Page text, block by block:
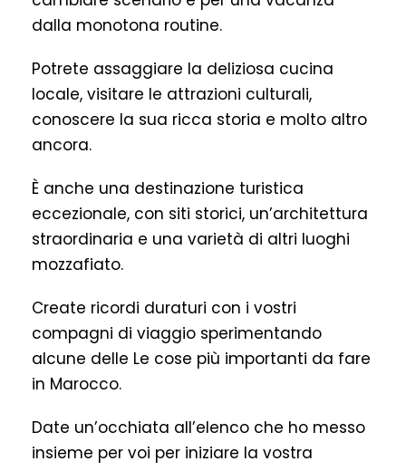
dalla monotona routine.
Potrete assaggiare la deliziosa cucina
locale, visitare le attrazioni culturali,
conoscere la sua ricca storia e molto altro
ancora.
È anche una destinazione turistica
eccezionale, con siti storici, un’architettura
straordinaria e una varietà di altri luoghi
mozzafiato.
Create ricordi duraturi con i vostri
compagni di viaggio sperimentando
alcune delle Le cose più importanti da fare
in Marocco.
Date un’occhiata all’elenco che ho messo
insieme per voi per iniziare la vostra